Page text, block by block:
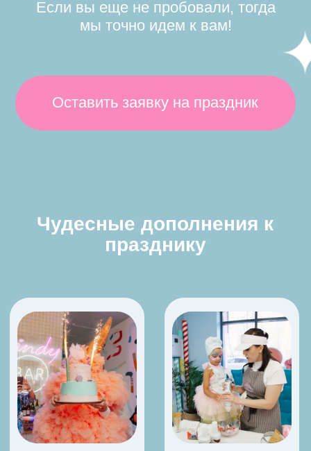
ПИНЬЯТА
Имя
Номер
+7
Я соглашаюсь с условиями и даю своё согласие
на обработку персональных данных